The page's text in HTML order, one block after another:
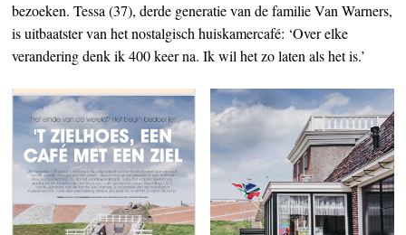
bezoeken. Tessa (37), derde generatie van de familie Van Warners,
is uitbaatster van het nostalgisch huiskamercafé: ‘Over elke
verandering denk ik 400 keer na. Ik wil het zo laten als het is.’